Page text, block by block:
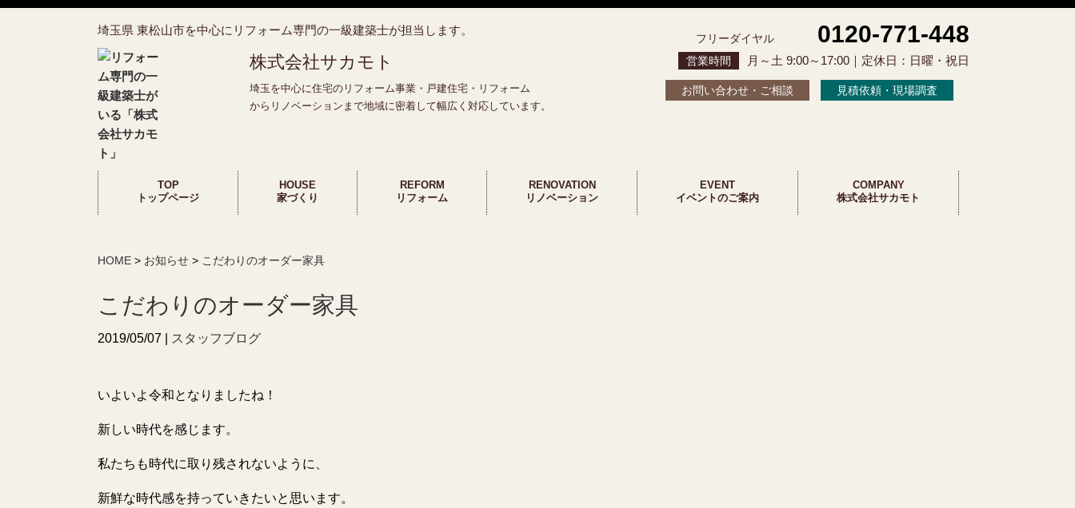
埼玉県 東松山市を中心にリフォーム専門の一級建築士が担当します。
株式会社サカモト
埼玉を中心に住宅のリフォーム事業・戸建住宅・リフォーム
からリノベーションまで地域に密着して幅広く対応しています。
フリーダイヤル 0120-771-448
営業時間 月～土 9:00～17:00｜定休日：日曜・祝日
お問い合わせ・ご相談 見積依頼・現場調査
TOP
トップページ
HOUSE
家づくり
REFORM
リフォーム
RENOVATION
リノベーション
EVENT
イベントのご案内
COMPANY
株式会社サカモト
HOME > お知らせ > こだわりのオーダー家具
こだわりのオーダー家具
2019/05/07 | スタッフブログ
いよいよ令和となりましたね！
新しい時代を感じます。
私たちも時代に取り残されないように、
新鮮な時代感を持っていきたいと思います。